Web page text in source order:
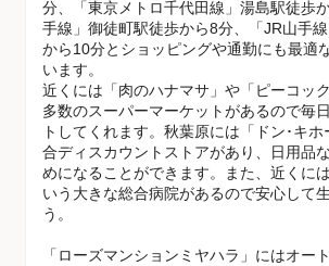
分、「東京メトロ千代田線」湯島駅徒歩
手線」御徒町駅徒歩から8分、「JR山手
から10分とショッピングや通勤にも最適
います。
近くには「肉のハナマサ」や「ピーコッ
多数のスーパーマーケットがあるので毎
トしてくれます。秋葉原には「ドン･キ
合ディスカウントストアがあり、日用品
めになることができます。また、近くに
いう大きな総合病院があるので安心して
う。
「ローズマンションミヤハラ」にはオー